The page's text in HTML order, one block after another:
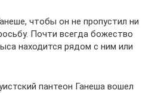
чтобы он не пропустил ни
Почти всегда божество
находится рядом с ним или
пантеон Ганеша вошел